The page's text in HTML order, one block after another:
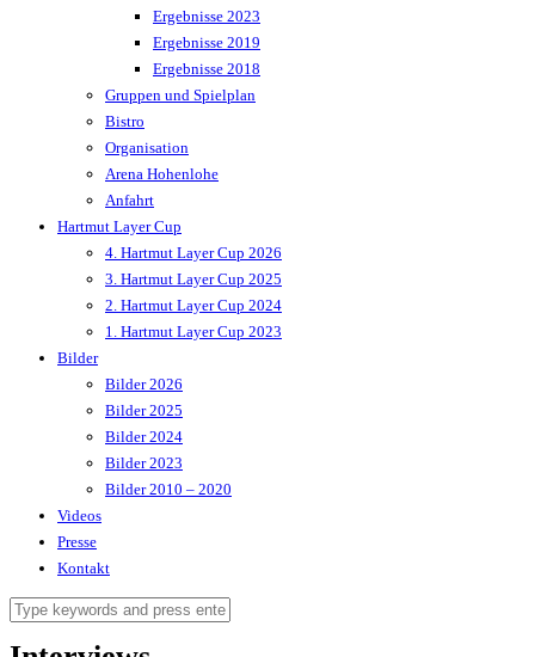
Ergebnisse 2023
Ergebnisse 2019
Ergebnisse 2018
Gruppen und Spielplan
Bistro
Organisation
Arena Hohenlohe
Anfahrt
Hartmut Layer Cup
4. Hartmut Layer Cup 2026
3. Hartmut Layer Cup 2025
2. Hartmut Layer Cup 2024
1. Hartmut Layer Cup 2023
Bilder
Bilder 2026
Bilder 2025
Bilder 2024
Bilder 2023
Bilder 2010 – 2020
Videos
Presse
Kontakt